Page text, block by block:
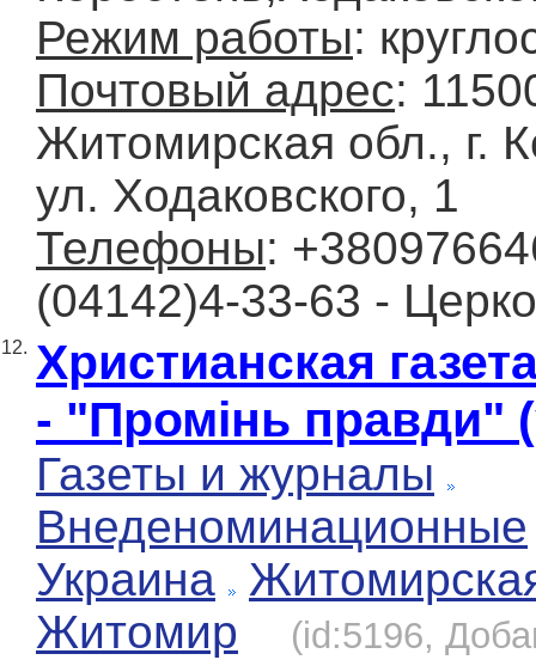
Режим работы:
Почтовый адрес:
Житомирская обл., г.
ул. Ходаковского, 1
Телефоны:
(04142)4-33-63 -
12. Христианская
- "Промінь правди"
Газеты и журналы
Внеденоминационные
Украина
Житомир
(id:5196,